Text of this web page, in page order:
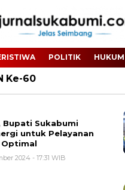
POLITIK HUKUM
Ke-60
Bupati Sukabumi
untuk Pelayanan
Optimal
2024 - 17:31 WIB